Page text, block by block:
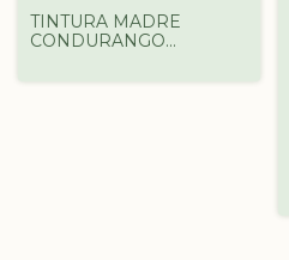
TINTURA MADRE
CONDURANGO